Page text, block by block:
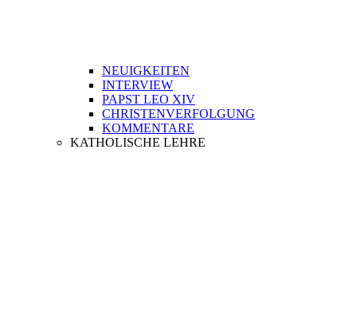
NEUIGKEITEN
INTERVIEW
PAPST LEO XIV
CHRISTENVERFOLGUNG
KOMMENTARE
KATHOLISCHE LEHRE